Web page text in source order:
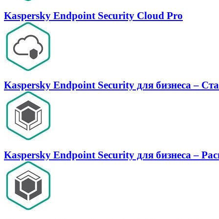
Kaspersky Endpoint Security Cloud Pro
Kaspersky Endpoint Security для бизнеса –
Kaspersky Endpoint Security для бизнеса –